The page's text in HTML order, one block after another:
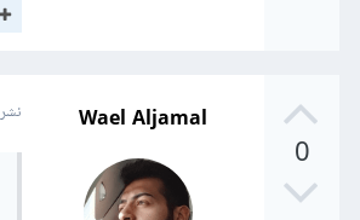
0
Wael Aljamal نشر